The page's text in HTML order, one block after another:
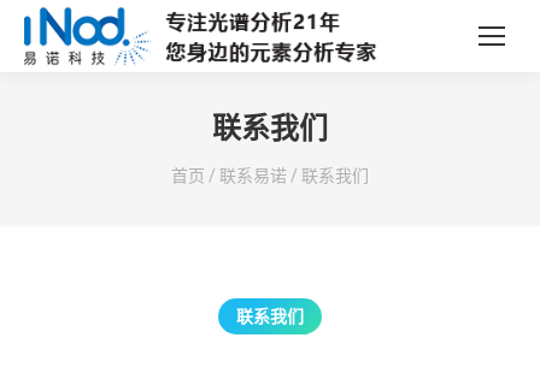
联系我们
您在这里：
首页 / 联系易诺 / 联系我们
联系我们